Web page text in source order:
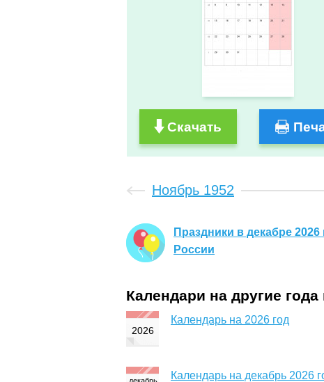
Скачать
Ноябрь 1952
Праздники в декабре 2026
России
Календари на другие
Календарь на 2026 год
Календарь на декабрь 2026